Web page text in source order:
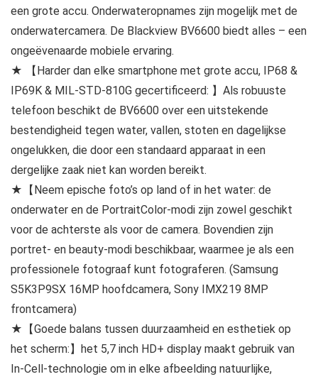
een grote accu. Onderwateropnames zijn mogelijk met de
onderwatercamera. De Blackview BV6600 biedt alles – een
ongeëvenaarde mobiele ervaring.
★ 【Harder dan elke smartphone met grote accu, IP68 &
IP69K & MIL-STD-810G gecertificeerd: 】Als robuuste
telefoon beschikt de BV6600 over een uitstekende
bestendigheid tegen water, vallen, stoten en dagelijkse
ongelukken, die door een standaard apparaat in een
dergelijke zaak niet kan worden bereikt.
★【Neem epische foto’s op land of in het water: de
onderwater en de PortraitColor-modi zijn zowel geschikt
voor de achterste als voor de camera. Bovendien zijn
portret- en beauty-modi beschikbaar, waarmee je als een
professionele fotograaf kunt fotograferen. (Samsung
S5K3P9SX 16MP hoofdcamera, Sony IMX219 8MP
frontcamera)
★【Goede balans tussen duurzaamheid en esthetiek op
het scherm:】het 5,7 inch HD+ display maakt gebruik van
In-Cell-technologie om in elke afbeelding natuurlijke,